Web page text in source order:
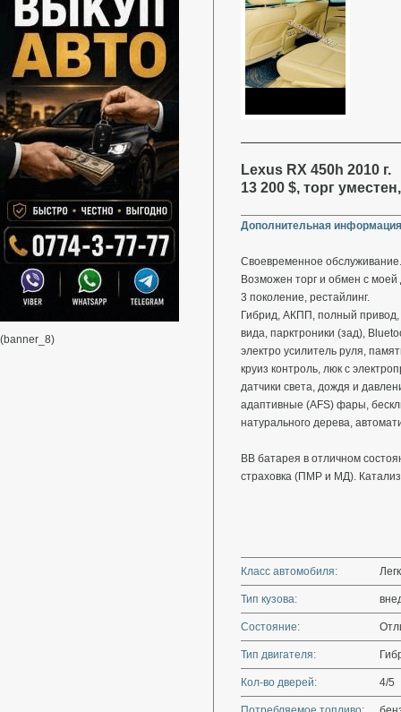
(banner_8)
Lexus RX 450h 2010 г.
13 200 $, торг
Дополнительная
Своевременное
Возможен торг и обмен с
3 поколение, рестайлинг.
Гибрид, АКПП, полный привод,
вида, парктроники (зад),
электро усилитель руля,
круиз контроль, люк с
датчики света, дождя и
адаптивные (AFS) фары,
натурального дерева,
ВВ батарея в отличном
страховка (ПМР и МД).
Класс автомобиля:
Тип кузова:
Состояние:
Тип двигателя:
Кол-во дверей: 4/5